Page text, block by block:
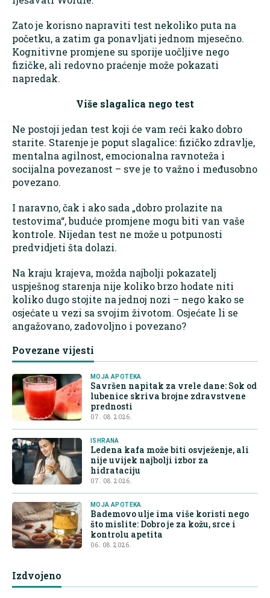
Zato je korisno napraviti test nekoliko puta na
početku, a zatim ga ponavljati jednom mjesečno.
Kognitivne promjene su sporije uočljive nego
fizičke, ali redovno praćenje može pokazati
napredak.
Više slagalica nego test
Ne postoji jedan test koji će vam reći kako dobro
starite. Starenje je poput slagalice: fizičko zdravlje,
mentalna agilnost, emocionalna ravnoteža i
socijalna povezanost – sve je to važno i međusobno
povezano.
I naravno, čak i ako sada „dobro prolazite na
testovima“, buduće promjene mogu biti van vaše
kontrole. Nijedan test ne može u potpunosti
predvidjeti šta dolazi.
Na kraju krajeva, možda najbolji pokazatelj
uspješnog starenja nije koliko brzo hodate niti
koliko dugo stojite na jednoj nozi – nego kako se
osjećate u vezi sa svojim životom. Osjećate li se
angažovano, zadovoljno i povezano?
Povezane vijesti
MOJA APOTEKA
Savršen napitak za vrele dane: Sok od
lubenice skriva brojne zdravstvene
prednosti
07. 08. 2026.
ISHRANA
Ledena kafa može biti osvježenje, ali
nije uvijek najbolji izbor za
hidrataciju
07. 08. 2026.
MOJA APOTEKA
Bademovo ulje ima više koristi nego
što mislite: Dobro je za kožu, srce i
kontrolu apetita
06. 08. 2026.
Izdvojeno